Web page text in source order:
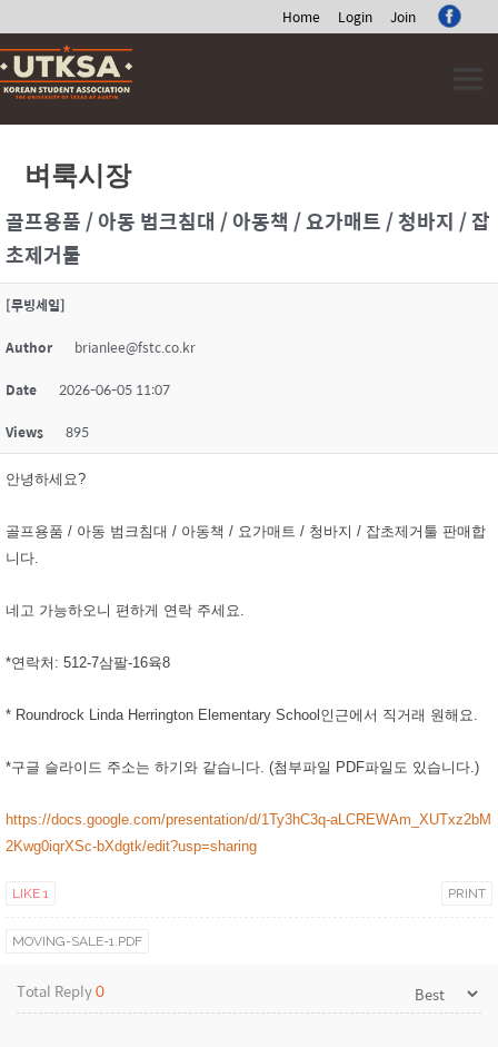
Home Login Join
Skip
to
content
벼룩시장
골프용품 / 아동 범크침대 / 아동책 / 요가매트 / 청바지 / 잡
초제거툴
[무빙세일]
Author brianlee@fstc.co.kr
Date 2026-06-05 11:07
Views 895
안녕하세요?
골프용품 / 아동 범크침대 / 아동책 / 요가매트 / 청바지 / 잡초제거툴 판매합
니다.
네고 가능하오니 편하게 연락 주세요.
*연락처: 512-7삼팔-16육8
* Roundrock Linda Herrington Elementary School인근에서 직거래 원해요.
*구글 슬라이드 주소는 하기와 같습니다. (첨부파일 PDF파일도 있습니다.)
https://docs.google.com/presentation/d/1Ty3hC3q-aLCREWAm_XUTxz2bM
2Kwg0iqrXSc-bXdgtk/edit?usp=sharing
LIKE 1 PRINT
MOVING-SALE-1.PDF
Total Reply0